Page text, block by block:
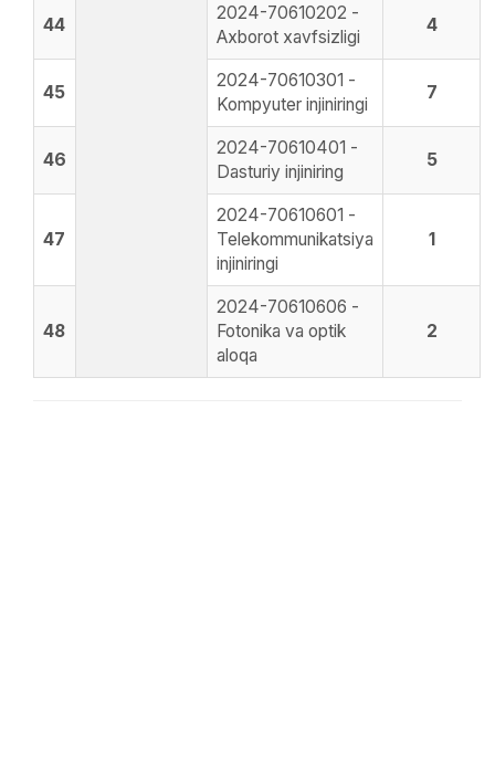
44
2024-70610202 -
Axborot xavfsizligi
4
45
2024-70610301 -
Kompyuter injiniringi
7
46
2024-70610401 -
Dasturiy injiniring
5
47
2024-70610601 -
Telekommunikatsiya
injiniringi
1
48
2024-70610606 -
Fotonika va optik
aloqa
2